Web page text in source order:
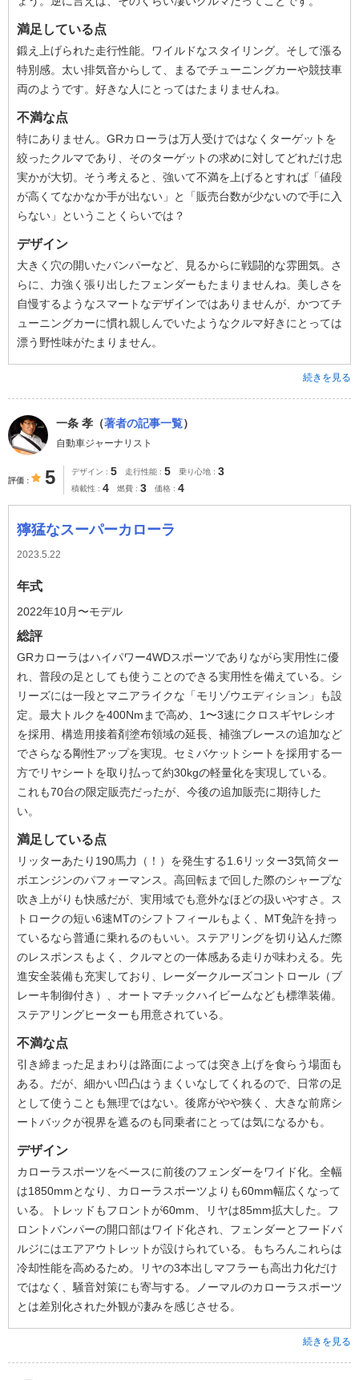
満足している点
鍛え上げられた走行性能。ワイルドなスタイリング。そして漲る
特別感。太い排気音からして、まるでチューニングカーや競技車
両のようです。好きな人にとってはたまりませんね。
不満な点
特にありません。GRカローラは万人受けではなくターゲットを
絞ったクルマであり、そのターゲットの求めに対してどれだけ忠
実かが大切。そう考えると、強いて不満を上げるとすれば「値段
が高くてなかなか手が出ない」と「販売台数が少ないので手に入
らない」ということくらいでは？
デザイン
大きく穴の開いたバンパーなど、見るからに戦闘的な雰囲気。さ
らに、力強く張り出したフェンダーもたまりませんね。美しさを
自慢するようなスマートなデザインではありませんが、かつてチ
ューニングカーに慣れ親しんでいたようなクルマ好きにとっては
漂う野性味がたまりません。
続きを見る
一条 孝（著者の記事一覧）
自動車ジャーナリスト
評価 5 デザイン 5 走行性能 5 乗り心地 3
積載性 4 燃費 3 価格 4
獰猛なスーパーカローラ
2023.5.22
年式
2022年10月〜モデル
総評
GRカローラはハイパワー4WDスポーツでありながら実用性に優
れ、普段の足としても使うことのできる実用性を備えている。シ
リーズには一段とマニアライクな「モリゾウエディション」も設
定。最大トルクを400Nmまで高め、1〜3速にクロスギヤレシオ
を採用、構造用接着剤塗布領域の延長、補強ブレースの追加など
でさらなる剛性アップを実現。セミバケットシートを採用する一
方でリヤシートを取り払って約30kgの軽量化を実現している。
これも70台の限定販売だったが、今後の追加販売に期待した
い。
満足している点
リッターあたり190馬力（！）を発生する1.6リッター3気筒ター
ボエンジンのパフォーマンス。高回転まで回した際のシャープな
吹き上がりも快感だが、実用域でも意外なほどの扱いやすさ。ス
トロークの短い6速MTのシフトフィールもよく、MT免許を持っ
ているなら普通に乗れるのもいい。ステアリングを切り込んだ際
のレスポンスもよく、クルマとの一体感ある走りが味わえる。先
進安全装備も充実しており、レーダークルーズコントロール（ブ
レーキ制御付き）、オートマチックハイビームなども標準装備。
ステアリングヒーターも用意されている。
不満な点
引き締まった足まわりは路面によっては突き上げを食らう場面も
ある。だが、細かい凹凸はうまくいなしてくれるので、日常の足
として使うことも無理ではない。後席がやや狭く、大きな前席シ
ートバックが視界を遮るのも同乗者にとっては気になるかも。
デザイン
カローラスポーツをベースに前後のフェンダーをワイド化。全幅
は1850mmとなり、カローラスポーツよりも60mm幅広くなって
いる。トレッドもフロントが60mm、リヤは85mm拡大した。フ
ロントバンパーの開口部はワイド化され、フェンダーとフードバ
ルジにはエアアウトレットが設けられている。もちろんこれらは
冷却性能を高めるため。リヤの3本出しマフラーも高出力化だけ
ではなく、騒音対策にも寄与する。ノーマルのカローラスポーツ
とは差別化された外観が凄みを感じさせる。
続きを見る